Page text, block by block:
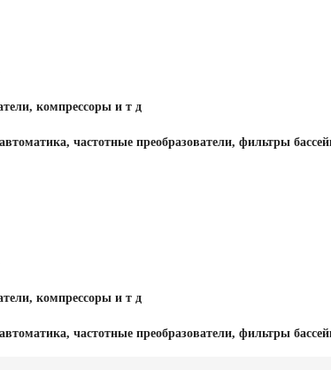
компрессоры и т д
частотные преобразователи, фильтры
компрессоры и т д
частотные преобразователи, фильтры